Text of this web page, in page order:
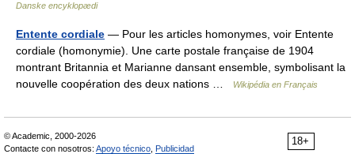
Danske encyklopædi
Entente cordiale — Pour les articles homonymes, voir Entente
cordiale (homonymie). Une carte postale française de 1904
montrant Britannia et Marianne dansant ensemble, symbolisant la
nouvelle coopération des deux nations …
Wikipédia en Français
18+
© Academic, 2000-2026
Contacte con nosotros: Apoyo técnico Publicidad